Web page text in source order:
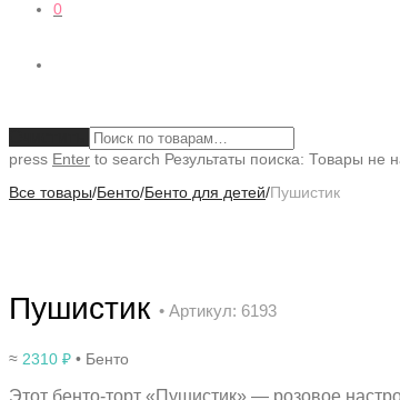
0
press Enter to search Результаты поиска: Товары не
Все товары/Бенто/Бенто для детей/Пушистик
Пушистик • Артикул: 6193
≈ 2310 ₽ • Бенто
Этот бенто-торт «Пушистик» — розовое